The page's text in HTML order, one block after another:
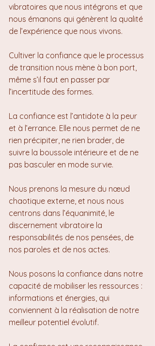
vibratoires que nous intégrons et que
nous émanons qui génèrent la qualité
de l’expérience que nous vivons.
Cultiver la confiance que le processus
de transition nous mène à bon port,
même s’il faut en passer par
l’incertitude des formes.
La confiance est l’antidote à la peur
et à l’errance. Elle nous permet de ne
rien précipiter, ne rien brader, de
suivre la boussole intérieure et de ne
pas basculer en mode survie.
Nous prenons la mesure du nœud
chaotique externe, et nous nous
centrons dans l’équanimité, le
discernement vibratoire la
responsabilités de nos pensées, de
nos paroles et de nos actes.
Nous posons la confiance dans notre
capacité de mobiliser les ressources :
informations et énergies, qui
conviennent à la réalisation de notre
meilleur potentiel évolutif.